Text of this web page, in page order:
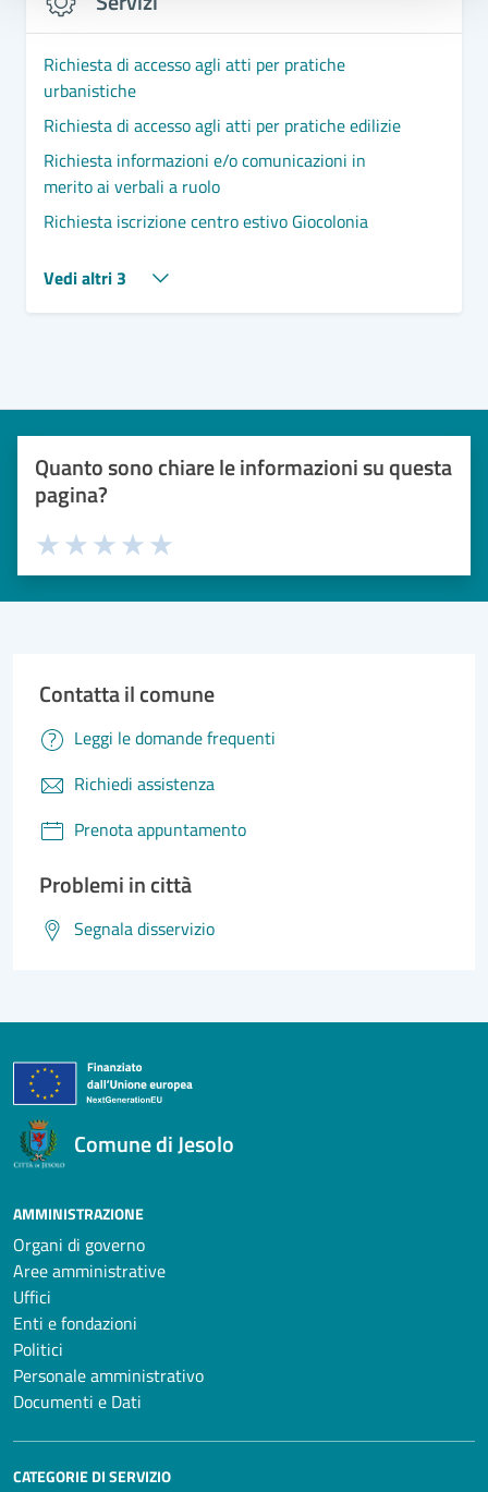
Richiesta di accesso agli atti per pratiche
urbanistiche
Richiesta di accesso agli atti per pratiche edilizie
Richiesta informazioni e/o comunicazioni in
merito ai verbali a ruolo
Richiesta iscrizione centro estivo Giocolonia
Vedi altri 3
Quanto sono chiare le informazioni su questa
pagina?
Valuta 5 stelle su 5
Valuta 4 stelle su 5
Valuta 3 stelle su 5
Valuta 2 stelle su 5
Valuta 1 stelle su 5
Contatta il comune
Leggi le domande frequenti
Richiedi assistenza
Prenota appuntamento
Problemi in città
Segnala disservizio
Comune di Jesolo
AMMINISTRAZIONE
Organi di governo
Aree amministrative
Uffici
Enti e fondazioni
Politici
Personale amministrativo
Documenti e Dati
CATEGORIE DI SERVIZIO